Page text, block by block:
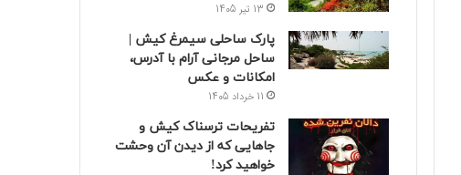
13 تیر 1405
پارک ساحلی سیمرغ کیش |
ساحل مرجانی آرام با آدرس،
امکانات و عکس
11 خرداد 1405
تفریحات ترسناک کیش و
جاهایی که از دیدن آن وحشت
خواهید کرد!